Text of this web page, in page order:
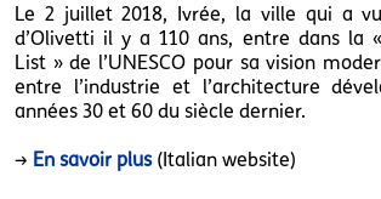
Le 2 juillet 2018, Ivrée, la ville qui a
d’Olivetti il y a 110 ans, entre dans la
List » de l’UNESCO pour sa vision
entre l’industrie et l’architecture
années 30 et 60 du siècle dernier.
→ En savoir plus(Italian website)